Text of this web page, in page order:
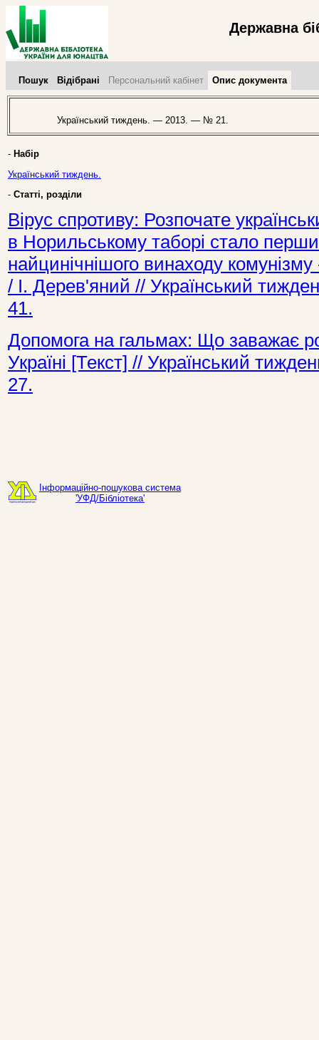
Державна
Пошук Відібрані Персональний кабінет Опис документа
Український тиждень. — 2013. — № 21.
- Набір
Український тиждень.
- Статті, розділи
Вірус спротиву: Розпочате
в Норильському таборі стало
найцинічнішого винаходу
/ І. Дерев'яний // Український
41.
Допомога на гальмах: Що заважає
Україні [Текст] // Український
27.
Інформаційно-пошукова система
'УФД/Бібліотека'